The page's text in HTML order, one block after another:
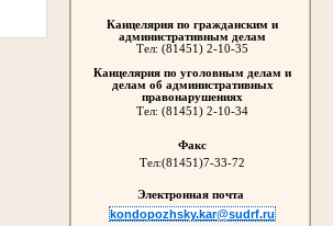
Канцелярия по гражданским и
административным делам
Тел: (81451) 2-10-35
Канцелярия по уголовным делам и
делам об административных
правонарушениях
Тел: (81451) 2-10-34
Факс
Тел:(81451)7-33-72
Электронная почта
kondopozhsky.kar@sudrf.ru